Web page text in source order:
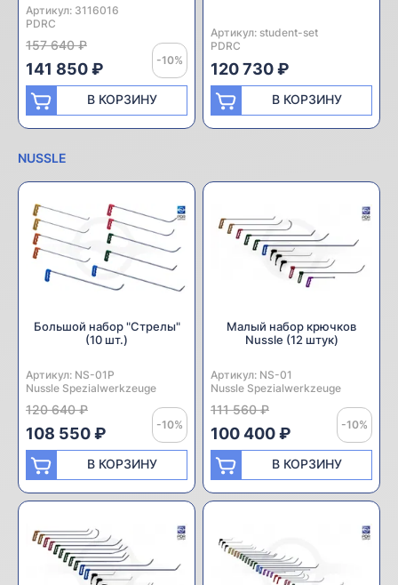
Артикул: 3116016
Производитель:
PDRC
157 640 ₽
-10%
141 850 ₽
В КОРЗИНУ
Артикул: student-set
Производитель:
PDRC
120 730 ₽
В КОРЗИНУ
NUSSLE
Большой набор "Стрелы"
(10 шт.)
Артикул: NS-01P
Производитель:
Nussle Spezialwerkzeuge
120 640 ₽
-10%
108 550 ₽
В КОРЗИНУ
Малый набор крючков
Nussle (12 штук)
Артикул: NS-01
Производитель:
Nussle Spezialwerkzeuge
111 560 ₽
-10%
100 400 ₽
В КОРЗИНУ